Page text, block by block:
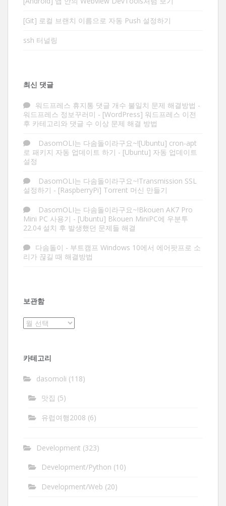
[Git] 로컬 브랜치 이름으로 자동 Push 설정하기
ssh 터널링
최신 댓글
워드프레스 휴지통 댓글 개수 불일치 문제 해결방법 -
워드프레스 정보꾸러미 - [WordPress] 워드프레스 이전
후 카테고리와 댓글 수 이상 문제 해결 방법
DasomOLI는 다솜돌이라구요~![Ubuntu] cron-apt
로 패키지 자동 업데이트 하기 - [Ubuntu] 자동 업데이트
설정
DasomOLI는 다솜돌이라구요~!Transmission SSL
설정하기 - [RaspberryPi] Torrent 머신 만들기
DasomOLI는 다솜돌이라구요~!Bkouen AK7 Pro
Mini PC 사용기 - [Ubuntu] Bkouen MiniPC에 우분투
22.04 설치 후 발생했던 문제들 해결
다솜돌이 - 부트캠프 Windows 10에서 에어팟프로 소
리가 끊길 때 해결방법
보관함
보
카테고리
dasomoli (118)
맛집 (5)
유럽여행2008 (6)
Development (323)
Development/Python (10)
Development/Web (20)